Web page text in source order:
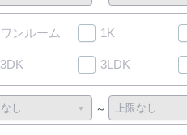
ワンルーム 1K
3DK 3LDK